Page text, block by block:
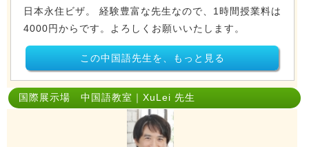
日本永住ビザ。 経験豊富な先生なので、1時間授業料は
4000円からです。よろしくお願いいたします。
この中国語先生を、もっと見る
国際展示場 中国語教室｜XuLei 先生